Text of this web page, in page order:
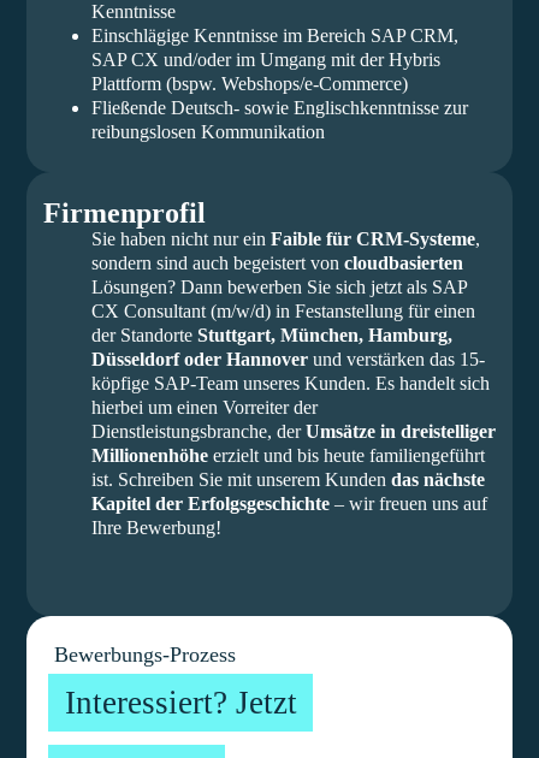
Kenntnisse
Einschlägige Kenntnisse im Bereich SAP CRM,
SAP CX und/oder im Umgang mit der Hybris
Plattform (bspw. Webshops/e-Commerce)
Fließende Deutsch- sowie Englischkenntnisse zur
reibungslosen Kommunikation
Firmenprofil
Sie haben nicht nur ein Faible für CRM-Systeme,
sondern sind auch begeistert von cloudbasierten
Lösungen? Dann bewerben Sie sich jetzt als SAP
CX Consultant (m/w/d) in Festanstellung für einen
der Standorte Stuttgart, München, Hamburg,
Düsseldorf oder Hannoverund verstärken das 15-
köpfige SAP-Team unseres Kunden. Es handelt sich
hierbei um einen Vorreiter der
Dienstleistungsbranche, derUmsätze in dreistelliger
Millionenhöheerzielt und bis heute familiengeführt
ist. Schreiben Sie mit unserem Kunden das nächste
Kapitel der Erfolgsgeschichte– wir freuen uns auf
Ihre Bewerbung!
Bewerbungs-Prozess
Interessiert? Jetzt